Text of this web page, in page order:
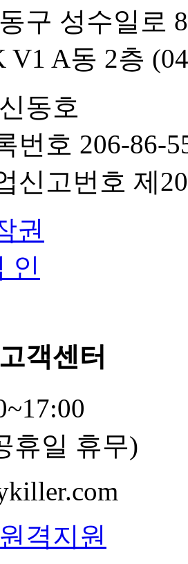
구 성수일로
V1 A동 2층
동호
번호 206-86-
신고번호 제
객센터
휴일 휴무)
원격지원